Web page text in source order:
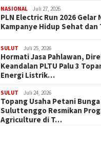
NASIONAL Juli 27, 2026
PLN Electric Run 2026
Kampanye Hidup Sehat dan
SULUT Juli 25, 2026
Hormati Jasa Pahlawan,
Keandalan PLTU Palu 3
Energi Listrik…
SULUT Juli 24, 2026
Topang Usaha Petani Bunga
Suluttenggo Resmikan
Agriculture di T…